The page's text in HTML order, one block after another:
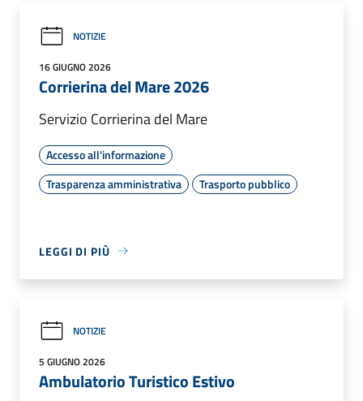
NOTIZIE
16 GIUGNO 2026
Corrierina del Mare 2026
Servizio Corrierina del Mare
Accesso all'informazione
Trasparenza amministrativa
Trasporto pubblico
LEGGI DI PIÙ
NOTIZIE
5 GIUGNO 2026
Ambulatorio Turistico Estivo